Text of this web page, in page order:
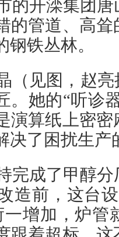
的开滦集团
的管道、高
铁丛林。
（见图，赵
。她的“听诊
演算纸上密
决了困扰生产
完成了甲醇
造前，这台
增加，炉管